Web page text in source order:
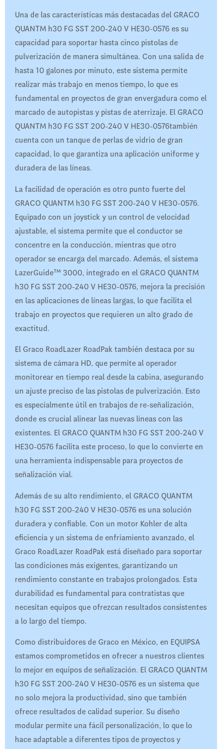
Una de las características más destacadas del GRACO
QUANTM h30 FG SST 200-240 V HE30-0576 es su
capacidad para soportar hasta cinco pistolas de
pulverización de manera simultánea. Con una salida de
hasta 10 galones por minuto, este sistema permite
realizar más trabajo en menos tiempo, lo que es
fundamental en proyectos de gran envergadura como el
marcado de autopistas y pistas de aterrizaje. El GRACO
QUANTM h30 FG SST 200-240 V HE30-0576también
cuenta con un tanque de perlas de vidrio de gran
capacidad, lo que garantiza una aplicación uniforme y
duradera de las líneas.
La facilidad de operación es otro punto fuerte del
GRACO QUANTM h30 FG SST 200-240 V HE30-0576.
Equipado con un joystick y un control de velocidad
ajustable, el sistema permite que el conductor se
concentre en la conducción, mientras que otro
operador se encarga del marcado. Además, el sistema
LazerGuide™ 3000, integrado en el GRACO QUANTM
h30 FG SST 200-240 V HE30-0576, mejora la precisión
en las aplicaciones de líneas largas, lo que facilita el
trabajo en proyectos que requieren un alto grado de
exactitud.
El Graco RoadLazer RoadPak también destaca por su
sistema de cámara HD, que permite al operador
monitorear en tiempo real desde la cabina, asegurando
un ajuste preciso de las pistolas de pulverización. Esto
es especialmente útil en trabajos de re-señalización,
donde es crucial alinear las nuevas líneas con las
existentes. El GRACO QUANTM h30 FG SST 200-240 V
HE30-0576 facilita este proceso, lo que lo convierte en
una herramienta indispensable para proyectos de
señalización vial.
Además de su alto rendimiento, el GRACO QUANTM
h30 FG SST 200-240 V HE30-0576 es una solución
duradera y confiable. Con un motor Kohler de alta
eficiencia y un sistema de enfriamiento avanzado, el
Graco RoadLazer RoadPak está diseñado para soportar
las condiciones más exigentes, garantizando un
rendimiento constante en trabajos prolongados. Esta
durabilidad es fundamental para contratistas que
necesitan equipos que ofrezcan resultados consistentes
a lo largo del tiempo.
Como distribuidores de Graco en México, en EQUIPSA
estamos comprometidos en ofrecer a nuestros clientes
lo mejor en equipos de señalización. El GRACO QUANTM
h30 FG SST 200-240 V HE30-0576 es un sistema que
no solo mejora la productividad, sino que también
ofrece resultados de calidad superior. Su diseño
modular permite una fácil personalización, lo que lo
hace adaptable a diferentes tipos de proyectos y